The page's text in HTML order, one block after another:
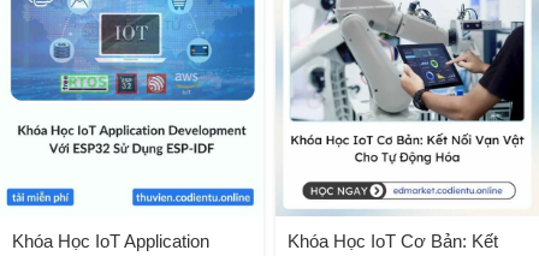
Khóa Học IoT Application
Khóa Học IoT Cơ Bản: Kết